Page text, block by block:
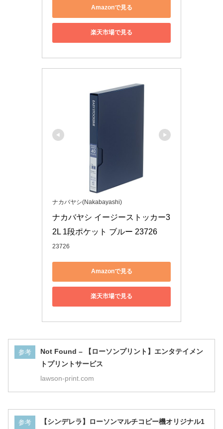
Amazonで見る
楽天市場で見る
ナカバヤシ(Nakabayashi)
ナカバヤシ イージーストッカー3
2L 1段ポケット ブルー 23726
23726
Amazonで見る
楽天市場で見る
参考
Not Found – 【ローソンプリント】エンタテイメン
トプリントサービス
lawson-print.com
参考 【シンデレラ】ローソンマルチコピー機オリジナル1